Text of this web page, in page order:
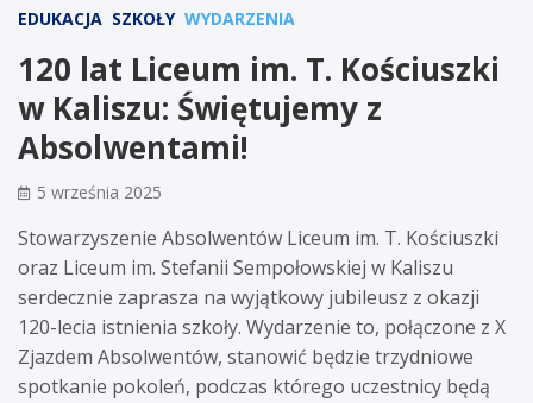
EDUKACJA SZKOŁY WYDARZENIA
120 lat Liceum im. T. Kościuszki
w Kaliszu: Świętujemy z
Absolwentami!
5 września 2025
Stowarzyszenie Absolwentów Liceum im. T. Kościuszki
oraz Liceum im. Stefanii Sempołowskiej w Kaliszu
serdecznie zaprasza na wyjątkowy jubileusz z okazji
120-lecia istnienia szkoły. Wydarzenie to, połączone z X
Zjazdem Absolwentów, stanowić będzie trzydniowe
spotkanie pokoleń, podczas którego uczestnicy będą